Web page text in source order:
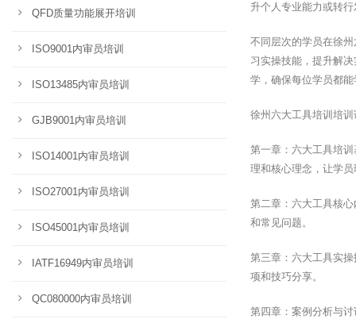
升个人专业能力或转
不同层次的学员在徐
习实操技能，提升解
学，确保每位学员都
徐州六大工具培训培
第一章：六大工具培
理和核心理念，让学
第二章：六大工具核
和常见问题。
第三章：六大工具实
项和技巧分享。
第四章：案例分析与
QFD质量功能展开培训
ISO9001内审员培训
ISO13485内审员培训
GJB9001内审员培训
ISO14001内审员培训
ISO27001内审员培训
ISO45001内审员培训
IATF16949内审员培训
QC080000内审员培训